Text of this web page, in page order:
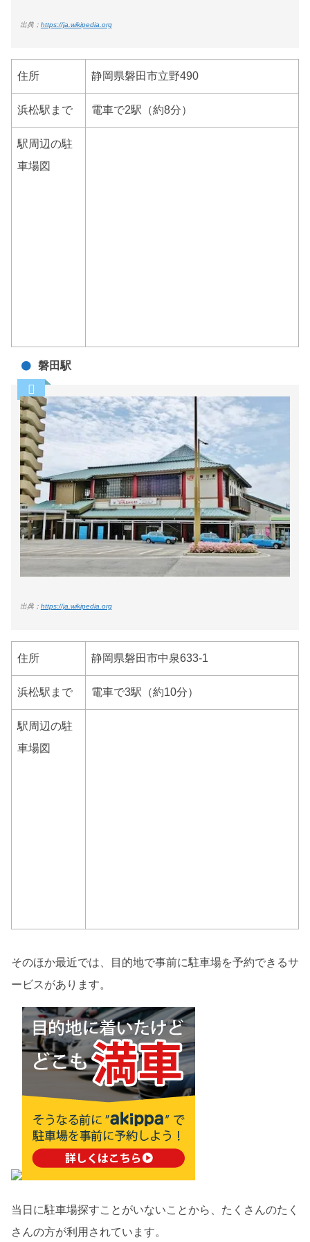
出典； https://ja.wikipedia.org
住所 静岡県磐田市立野490
浜松駅まで 電車で2駅（約8分）
駅周辺の駐
車場図
磐田駅
出典； https://ja.wikipedia.org
住所 静岡県磐田市中泉633-1
浜松駅まで 電車で3駅（約10分）
駅周辺の駐
車場図
そのほか最近では、目的地で事前に駐車場を予約できるサ
ービスがあります。
当日に駐車場探すことがいないことから、たくさんのたく
さんの方が利用されています。